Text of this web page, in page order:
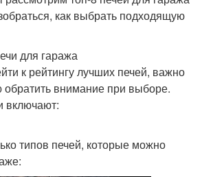
как выбрать подходящую
для гаража
к рейтингу лучших печей, важно
обратить внимание при выборе.
включают:
типов печей, которые можно